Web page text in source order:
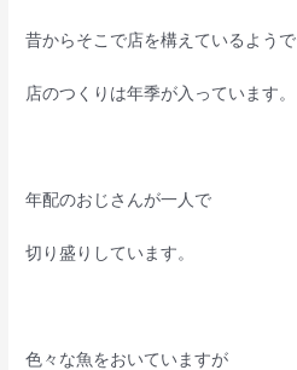
昔からそこで店を構えているようで
店のつくりは年季が入っています。
年配のおじさんが一人で
切り盛りしています。
色々な魚をおいていますが